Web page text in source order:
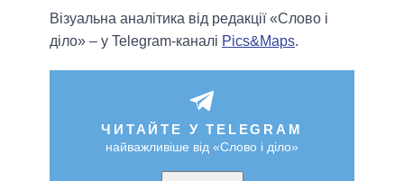
Візуальна аналітика від редакції «Слово і
діло» – у Telegram-каналі Pics&Maps.
ЧИТАЙТЕ У TELEGRAM
найважливіше від «Слово і діло»